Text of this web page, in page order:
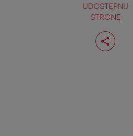
UDOSTĘPNIJ
STRONĘ
Podziel
stronę